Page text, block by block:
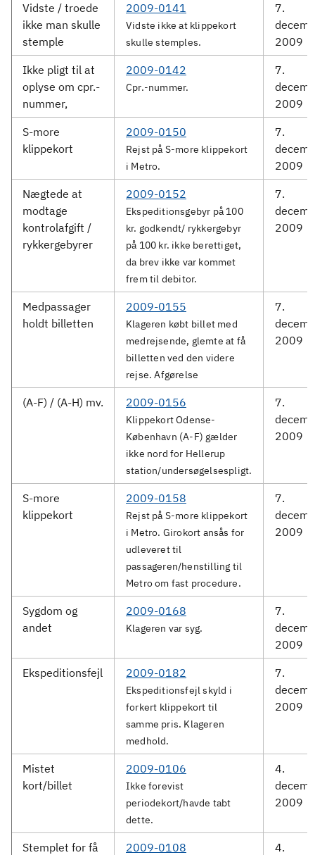
Vidste / troede
ikke man skulle
stemple
2009-0141
Vidste ikke at klippekort
skulle stemples.
7.
2009
Ikke pligt til at
oplyse om cpr.-
nummer,
2009-0142
Cpr.-nummer.
7.
2009
S-more
klippekort
2009-0150
Rejst på S-more klippekort
i Metro.
7.
2009
Nægtede at
modtage
kontrolafgift /
rykkergebyrer
2009-0152
Ekspeditionsgebyr på 100
kr. godkendt/ rykkergebyr
på 100 kr. ikke berettiget,
da brev ikke var kommet
frem til debitor.
7.
2009
Medpassager
holdt billetten
2009-0155
Klageren købt billet med
medrejsende, glemte at få
billetten ved den videre
rejse. Afgørelse
7.
2009
(A-F) / (A-H) mv. 2009-0156
Klippekort Odense-
København (A-F) gælder
ikke nord for Hellerup
station/undersøgelsespligt.
7.
2009
S-more
klippekort
2009-0158
Rejst på S-more klippekort
i Metro. Girokort ansås for
udleveret til
passageren/henstilling til
Metro om fast procedure.
7.
2009
Sygdom og
andet
2009-0168
Klageren var syg.
7.
2009
Ekspeditionsfejl
2009-0182
Ekspeditionsfejl skyld i
forkert klippekort til
samme pris. Klageren
medhold.
7.
2009
Mistet
kort/billet
2009-0106
Ikke forevist
periodekort/havde tabt
dette.
4.
2009
Stemplet for få
2009-0108
4.